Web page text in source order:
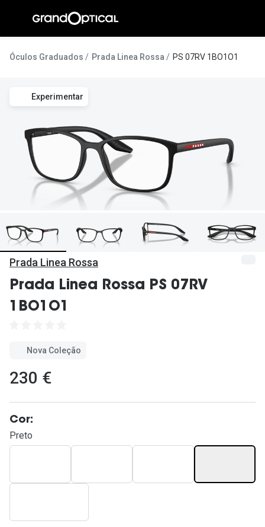
conteúdo
A
Pedro
Marta
Luís
Inês
Óculos Graduados Prada Linea Rossa PS 07RV 1BO1O1
Experimentar
Prada Linea Rossa
Prada Linea Rossa PS 07RV
1BO1O1
Nova Coleção
230 €
Cor:
Preto